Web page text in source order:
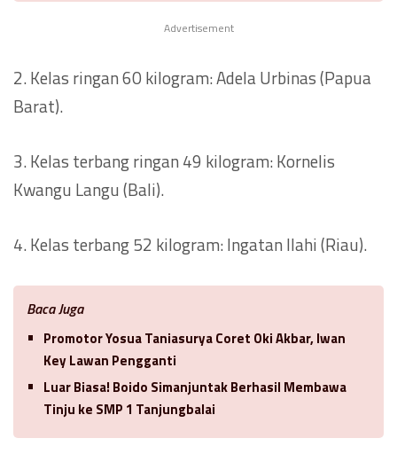
Advertisement
2. Kelas ringan 60 kilogram: Adela Urbinas (Papua
Barat).
3. Kelas terbang ringan 49 kilogram: Kornelis
Kwangu Langu (Bali).
4. Kelas terbang 52 kilogram: Ingatan Ilahi (Riau).
Baca Juga
Promotor Yosua Taniasurya Coret Oki Akbar, Iwan
Key Lawan Pengganti
Luar Biasa! Boido Simanjuntak Berhasil Membawa
Tinju ke SMP 1 Tanjungbalai